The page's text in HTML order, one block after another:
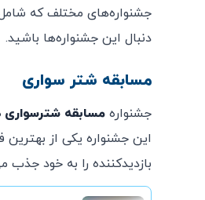
جشنواره‌های مختلف که شامل
دنبال این جشنواره‌ها باشید.
مسابقه شتر سواری
جشنواره مسابقه شترسواری
این جشنواره یکی از
بازدیدکننده را به خود جذب